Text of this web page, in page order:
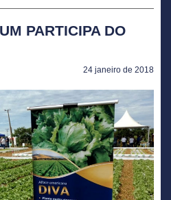
PARTICIPA DO
24 janeiro de 2018